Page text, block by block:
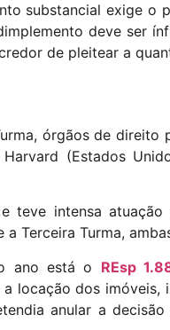
substancial exige o
deve ser
de pleitear a
órgãos de direito
(Estados
intensa
Terceira Turma,
ano está o REsp
locação dos
anular a